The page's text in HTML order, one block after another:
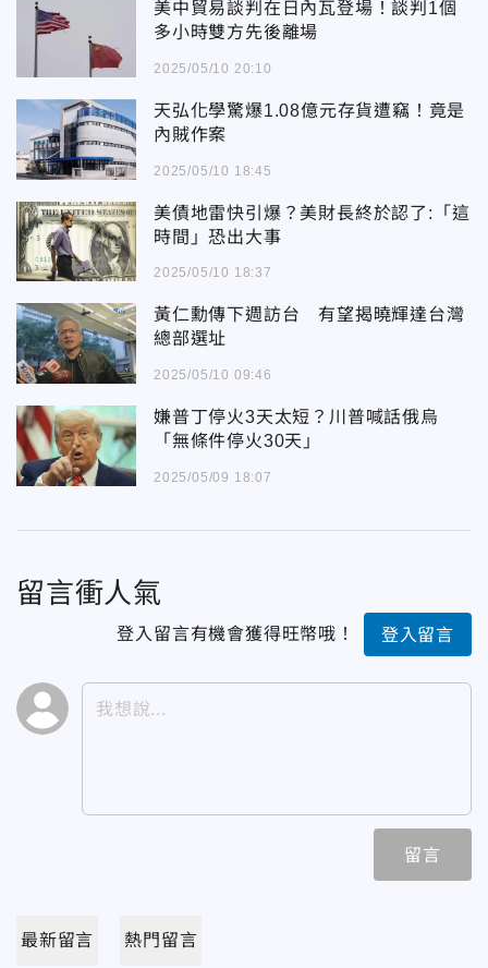
美中貿易談判在日內瓦登場！談判1個
多小時雙方先後離場
2025/05/10 20:10
天弘化學驚爆1.08億元存貨遭竊！竟是
內賊作案
2025/05/10 18:45
美債地雷快引爆？美財長終於認了:「這
時間」恐出大事
2025/05/10 18:37
黃仁勳傳下週訪台 有望揭曉輝達台灣
總部選址
2025/05/10 09:46
嫌普丁停火3天太短？川普喊話俄烏
「無條件停火30天」
2025/05/09 18:07
留言衝人氣
登入留言有機會獲得旺幣哦！ 登入留言
留言
最新留言 熱門留言